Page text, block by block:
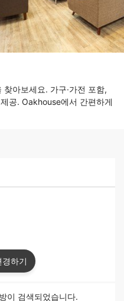
아보세요. 가구·가전 포함,
공. Oakhouse에서 간편하게
하기
이 검색되었습니다.